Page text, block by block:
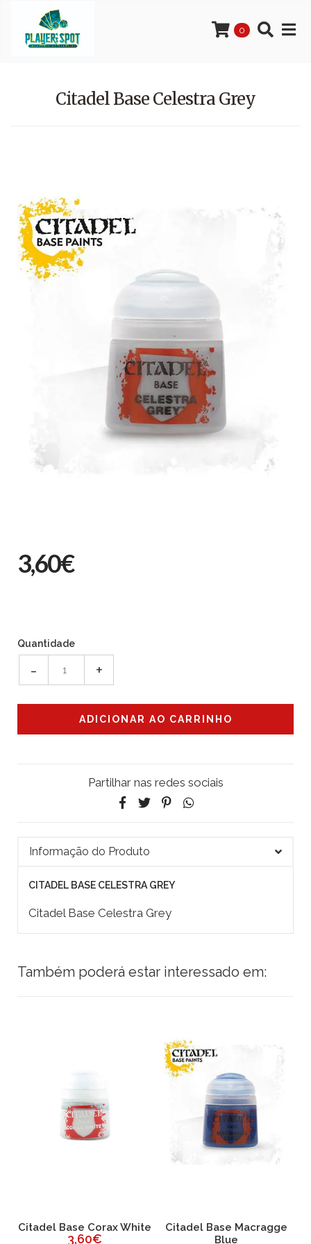
0
Citadel Base Celestra Grey
3,60€
Quantidade
- +
Partilhar nas redes sociais
Informação do Produto
CITADEL BASE CELESTRA GREY
Citadel Base Celestra Grey
Também poderá estar interessado em:
Citadel Base Corax White
3,60€
Citadel Base Macragge
Blue